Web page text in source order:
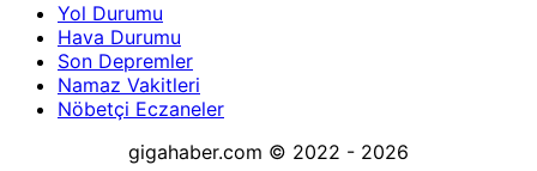
Yol Durumu
Hava Durumu
Son Depremler
Namaz Vakitleri
Nöbetçi Eczaneler
gigahaber.com © 2022 - 2026